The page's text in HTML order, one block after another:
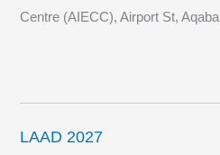
Centre (AIECC), Airport St, Aqaba
LAAD 2027